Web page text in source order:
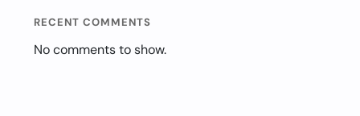
RECENT COMMENTS
No comments to show.